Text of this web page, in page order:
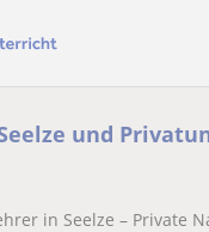
und
in Seelze – Private